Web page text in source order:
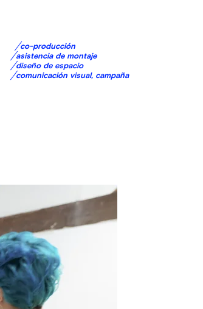
╱co-producción
╱asistencia de montaje
╱diseño de espacio
╱comunicación visual, campaña